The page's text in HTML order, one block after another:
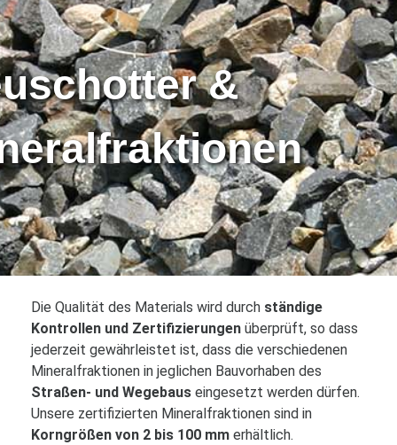
&
Die Qualität des Materials wird durch ständige
Kontrollen und Zertifizierungen überprüft, so dass
jederzeit gewährleistet ist, dass die verschiedenen
Mineralfraktionen in jeglichen Bauvorhaben des
Straßen- und Wegebaus eingesetzt werden dürfen.
Unsere zertifizierten Mineralfraktionen sind in
Korngrößen von 2 bis 100 mm erhältlich.